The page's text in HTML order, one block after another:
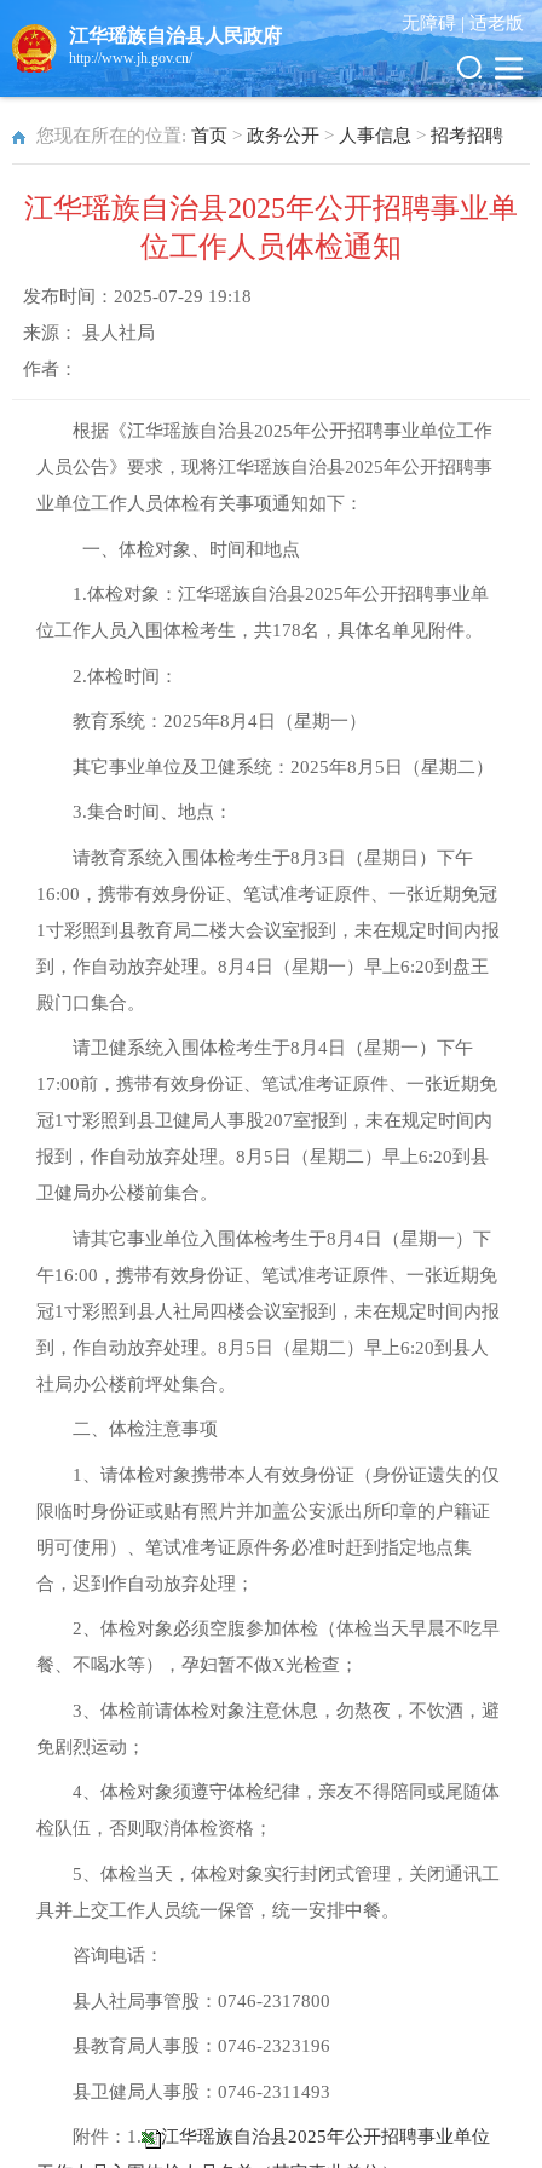
江华瑶族自治县人民政府
http://www.jh.gov.cn/
无障碍 |适老版
您现在所在的位置: 首页 > 政务公开 > 人事信息 > 招考招聘
江华瑶族自治县2025年公开招聘事业单
位工作人员体检通知
发布时间： 2025-07-29 19:18
来源： 县人社局
作者：
根据《江华瑶族自治县2025年公开招聘事业单位工作
人员公告》要求，现将江华瑶族自治县2025年公开招聘事
业单位工作人员体检有关事项通知如下：
一、体检对象、时间和地点
1.体检对象：江华瑶族自治县2025年公开招聘事业单
位工作人员入围体检考生，共178名，具体名单见附件。
2.体检时间：
教育系统：2025年8月4日（星期一）
其它事业单位及卫健系统：2025年8月5日（星期二）
3.集合时间、地点：
请教育系统入围体检考生于8月3日（星期日）下午
16:00，携带有效身份证、笔试准考证原件、一张近期免冠
1寸彩照到县教育局二楼大会议室报到，未在规定时间内报
到，作自动放弃处理。8月4日（星期一）早上6:20到盘王
殿门口集合。
请卫健系统入围体检考生于8月4日（星期一）下午
17:00前，携带有效身份证、笔试准考证原件、一张近期免
冠1寸彩照到县卫健局人事股207室报到，未在规定时间内
报到，作自动放弃处理。8月5日（星期二）早上6:20到县
卫健局办公楼前集合。
请其它事业单位入围体检考生于8月4日（星期一）下
午16:00，携带有效身份证、笔试准考证原件、一张近期免
冠1寸彩照到县人社局四楼会议室报到，未在规定时间内报
到，作自动放弃处理。8月5日（星期二）早上6:20到县人
社局办公楼前坪处集合。
二、体检注意事项
1、请体检对象携带本人有效身份证（身份证遗失的仅
限临时身份证或贴有照片并加盖公安派出所印章的户籍证
明可使用）、笔试准考证原件务必准时赶到指定地点集
合，迟到作自动放弃处理；
2、体检对象必须空腹参加体检（体检当天早晨不吃早
餐、不喝水等），孕妇暂不做X光检查；
3、体检前请体检对象注意休息，勿熬夜，不饮酒，避
免剧烈运动；
4、体检对象须遵守体检纪律，亲友不得陪同或尾随体
检队伍，否则取消体检资格；
5、体检当天，体检对象实行封闭式管理，关闭通讯工
具并上交工作人员统一保管，统一安排中餐。
咨询电话：
县人社局事管股：0746-2317800
县教育局人事股：0746-2323196
县卫健局人事股：0746-2311493
附件：1.
江华瑶族自治县2025年公开招聘事业单位